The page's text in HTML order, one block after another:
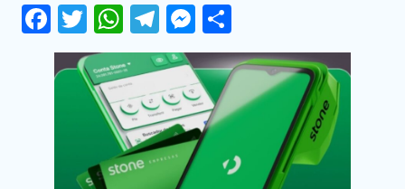
Facebook
Twitter
WhatsApp
Telegram
Messenger